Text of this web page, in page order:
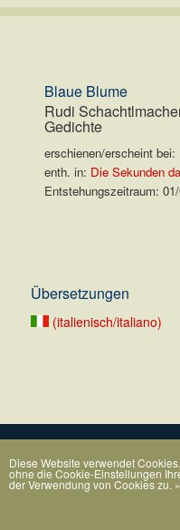
Blaue Blume
Rudi
Gedichte
erschienen/erscheint bei:
enth. in: Die Sekunden
Entstehungszeitraum:
Übersetzungen
(italienisch/italiano)
Diese Website verwendet
ohne die Cookie-Einstellungen
der Verwendung von Cookies zu.